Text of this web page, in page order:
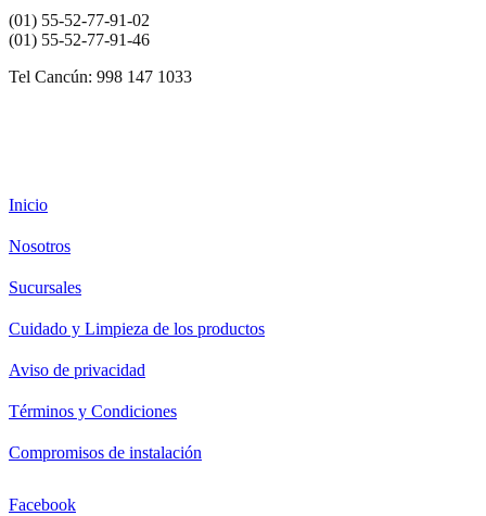
(01) 55-52-77-91-02
(01) 55-52-77-91-46
Tel Cancún: 998 147 1033
Inicio
Nosotros
Sucursales
Cuidado y Limpieza de los productos
Aviso de privacidad
Términos y Condiciones
Compromisos de instalación
Facebook